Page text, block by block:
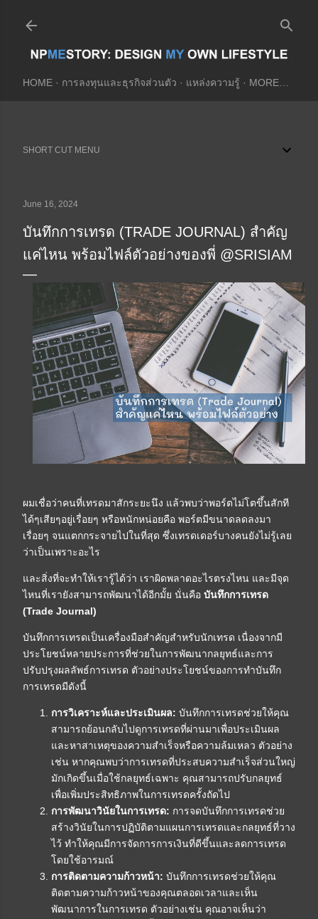
HOME การลงทุนและธุรกิจส่วนตัว แหล่งความรู้ MORE…
SHORT CUT MENU
June 16, 2024
บันทึกการเทรด (TRADE JOURNAL) สำคัญ
แค่ไหน พร้อมไฟล์ตัวอย่างของพี่ @SRISIAM
ผมเชื่อว่าคนที่เทรดมาสักระยะนึง แล้วพบว่าพอร์ตไม่โตขึ้นสักที
ได้ๆเสียๆอยู่เรื่อยๆ หรือหนักหน่อยคือ พอร์ตมีขนาดลดลงมา
เรื่อยๆ จนแตกกระจายไปในที่สุด ซึ่งเทรดเดอร์บางคนยังไม่รู้เลย
ว่าเป็นเพราะอะไร
และสิ่งที่จะทำให้เรารู้ได้ว่า เราผิดพลาดอะไรตรงไหน และมีจุด
ไหนที่เรายังสามารถพัฒนาได้อีกมั้ย นั่นคือ บันทึกการเทรด
(Trade Journal)
บันทึกการเทรดเป็นเครื่องมือสำคัญสำหรับนักเทรด เนื่องจากมี
ประโยชน์หลายประการที่ช่วยในการพัฒนากลยุทธ์และการ
ปรับปรุงผลลัพธ์การเทรด ตัวอย่างประโยชน์ของการทำบันทึก
การเทรดมีดังนี้
การวิเคราะห์และประเมินผล: บันทึกการเทรดช่วยให้คุณ
สามารถย้อนกลับไปดูการเทรดที่ผ่านมาเพื่อประเมินผล
และหาสาเหตุของความสำเร็จหรือความล้มเหลว ตัวอย่าง
เช่น หากคุณพบว่าการเทรดที่ประสบความสำเร็จส่วนใหญ่
มักเกิดขึ้นเมื่อใช้กลยุทธ์เฉพาะ คุณสามารถปรับกลยุทธ์
เพื่อเพิ่มประสิทธิภาพในการเทรดครั้งถัดไป
การพัฒนาวินัยในการเทรด: การจดบันทึกการเทรดช่วย
สร้างวินัยในการปฏิบัติตามแผนการเทรดและกลยุทธ์ที่วาง
ไว้ ทำให้คุณมีการจัดการการเงินที่ดีขึ้นและลดการเทรด
โดยใช้อารมณ์
การติดตามความก้าวหน้า: บันทึกการเทรดช่วยให้คุณ
ติดตามความก้าวหน้าของคุณตลอดเวลาและเห็น
พัฒนาการในการเทรด ตัวอย่างเช่น คุณอาจเห็นว่า